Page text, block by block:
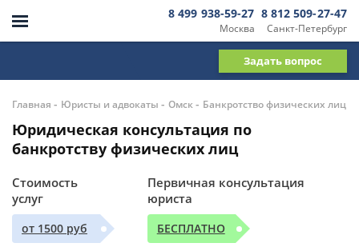
Москва
8 499 938-59-27
Санкт-Петербург
8 812 509-27-47
Задать вопрос
Главная - Юристы и адвокаты - Омск- Банкротство физических лиц
Юридическая консультация по
банкротству физических лиц
Стоимость
услуг
от 1500 руб
Первичная консультация
юриста
БЕСПЛАТНО